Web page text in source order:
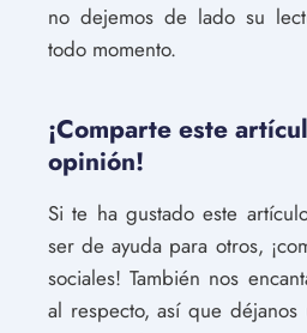
no dejemos de lado su
todo momento.
¡Comparte este
opinión!
Si te ha gustado este
ser de ayuda para otros,
sociales! También nos
al respecto, así que déjanos